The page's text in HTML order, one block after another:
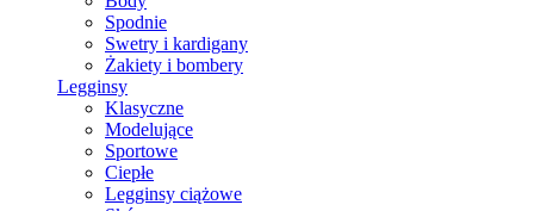
Spodnie
Swetry i kardigany
Żakiety i bombery
Legginsy
Klasyczne
Modelujące
Sportowe
Ciepłe
Legginsy ciążowe